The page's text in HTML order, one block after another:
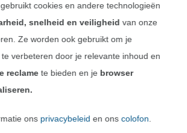
gebruikt cookies en andere technologieën
snelheid en veiligheid van onze
Ze worden ook gebruikt om je
verbeteren door je relevante inhoud en
reclamete bieden en je browser
ons privacybeleid en ons colofon